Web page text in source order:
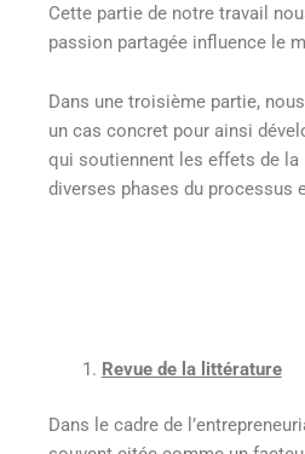
Cette partie de notre travail
passion partagée influence le
Dans une troisième partie,
un cas concret pour ainsi
qui soutiennent les effets de la
diverses phases du processus
Revue de la littérature
Dans le cadre de